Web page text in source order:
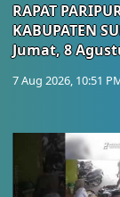
RAPAT
KABUPATEN
Jumat, 8
7 Aug 2026, 10:51